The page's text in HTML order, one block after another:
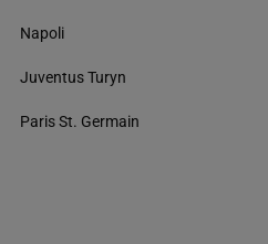
Napoli
Juventus Turyn
Paris St. Germain